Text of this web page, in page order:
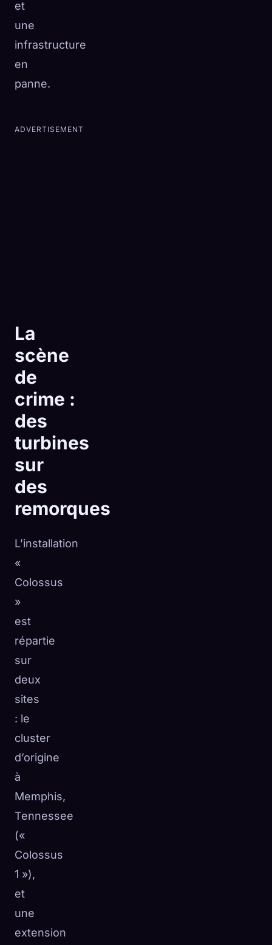
et
une
infrastructure
en
panne.
ADVERTISEMENT
La
scène
de
crime :
des
turbines
sur
des
remorques
L’installation
«
Colossus
»
est
répartie
sur
deux
sites
: le
cluster
d’origine
à
Memphis,
Tennessee
(«
Colossus
1 »),
et
une
extension